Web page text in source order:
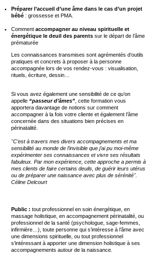
Préparer l’accueil d’une âme dans le cas d’un projet
bébé : grossesse et PMA.
Comment accompagner au niveau spirituelle et
énergétique le deuil des parents sur le départ de l’âme
prématurée
Les connaissances transmises sont agrémentés d’outils
pratiques et concrets à proposer à la personne
accompagnée lors de vos rendez-vous : visualisation,
rituels, écriture, dessin…
Si vous avez également une sensibilité de ce qu’on
appelle “passeur d’âmes” , cette formation vous
apportera davantage de notions sur comment
accompagner à la fois votre cliente et également l’âme
concernée dans des situations bien précises en
périnatalité.
"C’est à travers mes divers accompagnements et ma
sensibilité au monde de l’invisible que j’ai pu moi-même
expérimenter ses connaissances et vivre ses résultats
fabuleux. Par mon expérience, cette approche a permis à
mes clients de faire certains deuils, de guérir leurs utérus
ou de préparer une naissance avec plus de sérénité".
Céline Delcourt
Public : tout professionnel en soin énergétique, en
massage holistique, en accompagnement périnatalité, ou
professionnel de la santé (psychologue, sage-femmes,
infirmière…), toute personne qui s’intéresse à l’âme avec
une dimensions spirituelle, ou tout professionnel
s’intéressant à apporter une dimension holistique à ses
accompagnements autour de la naissance.